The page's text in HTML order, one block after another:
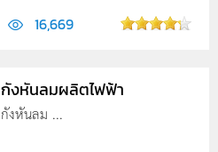
16,669
กังหันลมผลิตไฟฟ้า
กังหันลม ...